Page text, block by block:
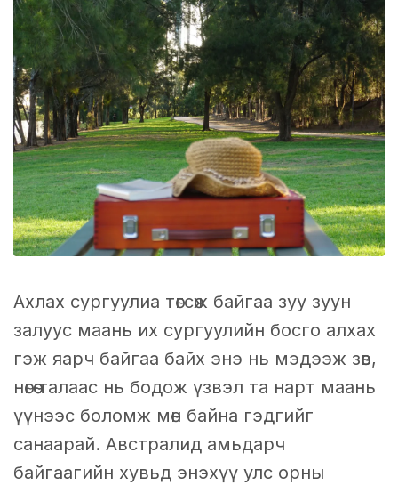
Ахлах сургуулиа төгсөж байгаа зуу зуун
залуус маань их сургуулийн босго алхах
гэж яарч байгаа байх энэ нь мэдээж зөв,
нөгөө талаас нь бодож үзвэл та нарт маань
үүнээс боломж мөн байна гэдгийг
санаарай. Австралид амьдарч
байгаагийн хувьд энэхүү улс орны